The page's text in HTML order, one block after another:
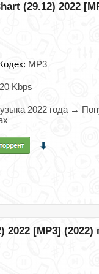
(29.12) 2022
MP3
Kbps
2022 года →
2022 [MP3] (2022)